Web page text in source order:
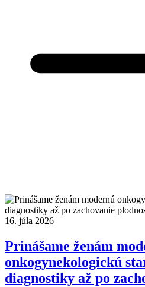
16. júla 2026
Prinášame ženám
onkogynekologickú
diagnostiky až po